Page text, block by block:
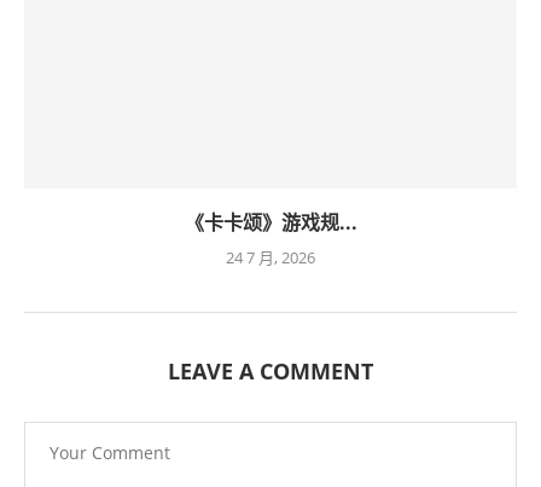
《卡卡颂》游戏规...
24 7 月, 2026
LEAVE A COMMENT